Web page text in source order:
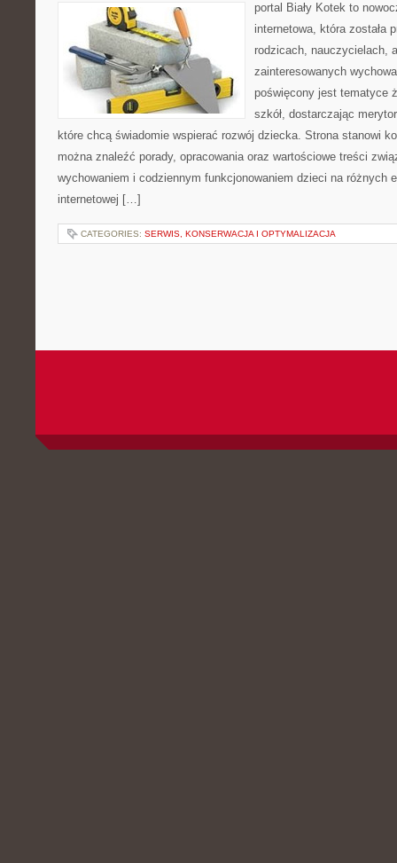
portal Biały Kotek to
internetowa, która została
rodzicach, nauczycielach,
zainteresowanych
poświęcony jest tematyce
szkół, dostarczając
które chcą świadomie wspierać rozwój dziecka. Strona stanowi
można znaleźć porady, opracowania oraz wartościowe treści
wychowaniem i codziennym funkcjonowaniem dzieci na różnych
internetowej […]
CATEGORIES: SERWIS, KONSERWACJA I OPTYMALIZACJA